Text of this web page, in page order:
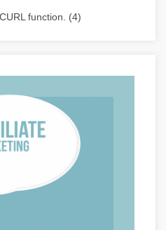
function. (4)